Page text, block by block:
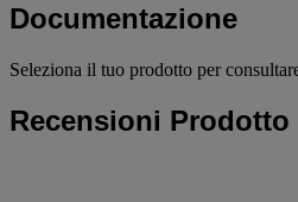
Documentazione
Seleziona il tuo prodotto per
Recensioni Prodotto